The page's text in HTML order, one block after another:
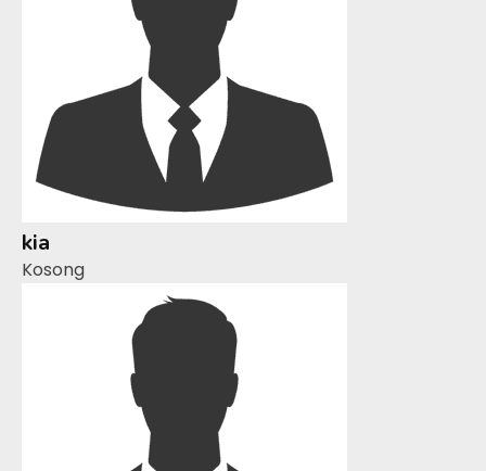
kia
Kosong